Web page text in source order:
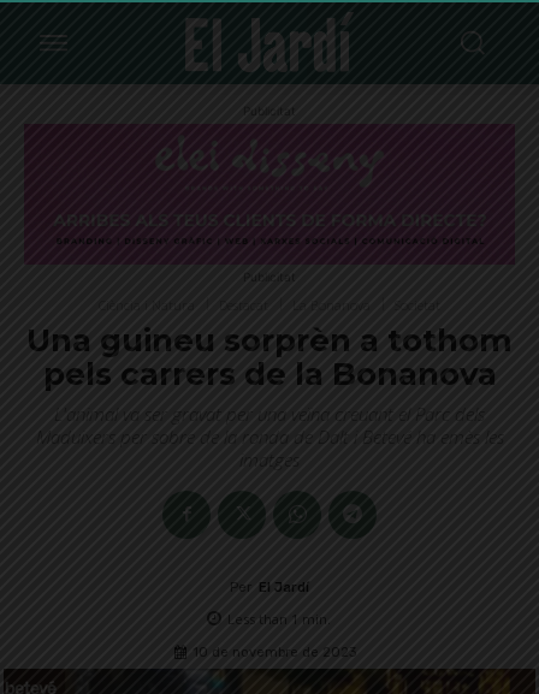
Publicitat
Publicitat
Una guineu sorprèn a tothom
pels carrers de la Bonanova
L'animal va ser gravat per una veïna creuant el Parc dels
Maduixers per sobre de la ronda de Dalt i Betevé ha emès les
imatges
Per El Jardí
Less than 1 min.
10 de novembre de 2023